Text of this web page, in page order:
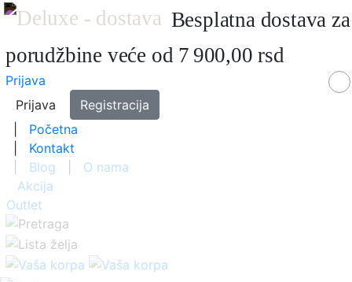
Besplatna dostava za
porudžbine veće od 7 900,00 rsd
Prijava
Prijava
Registracija
Početna
Kontakt
Blog
O nama
Akcija
Outlet